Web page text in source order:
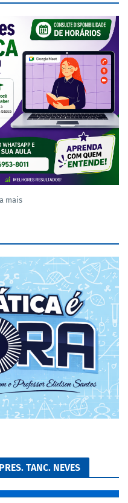
mais
TANC. NEVES